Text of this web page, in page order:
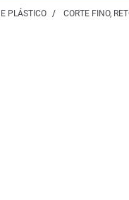
PLÁSTICO
CORTE FINO,